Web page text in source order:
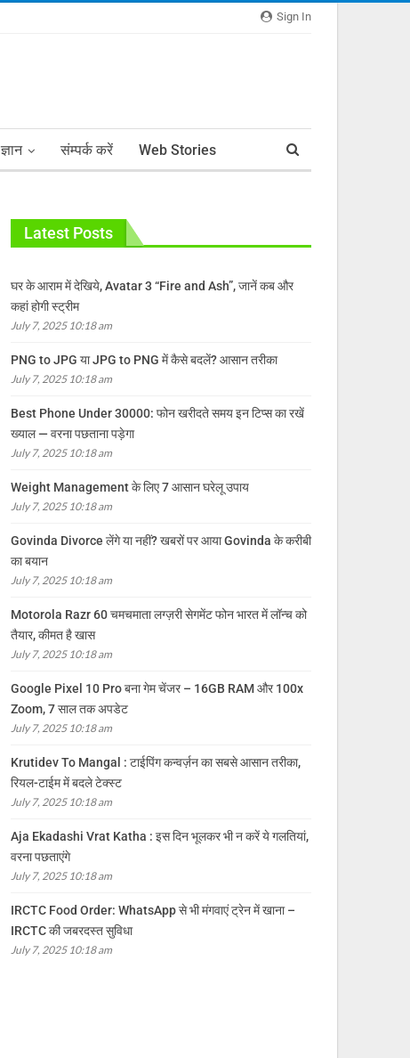
Sign In
संम्पर्क करें Web Stories
Latest Posts
घर के आराम में देखिये, Avatar 3 “Fire and Ash”, जानें कब और
कहां होगी स्ट्रीम
July 7, 2025 10:18 am
PNG to JPG या JPG to PNG में कैसे बदलें? आसान तरीका
July 7, 2025 10:18 am
Best Phone Under 30000: फोन खरीदते समय इन टिप्स का रखें
ख्याल — वरना पछताना पड़ेगा
July 7, 2025 10:18 am
Weight Management के लिए 7 आसान घरेलू उपाय
July 7, 2025 10:18 am
Govinda Divorce लेंगे या नहीं? खबरों पर आया Govinda के करीबी
का बयान
July 7, 2025 10:18 am
Motorola Razr 60 चमचमाता लग्ज़री सेगमेंट फोन भारत में लॉन्च को
तैयार, कीमत है खास
July 7, 2025 10:18 am
Google Pixel 10 Pro बना गेम चेंजर – 16GB RAM और 100x
Zoom, 7 साल तक अपडेट
July 7, 2025 10:18 am
Krutidev To Mangal : टाईपिंग कन्वर्ज़न का सबसे आसान तरीका,
रियल-टाईम में बदले टेक्स्ट
July 7, 2025 10:18 am
Aja Ekadashi Vrat Katha : इस दिन भूलकर भी न करें ये गलतियां,
वरना पछताएंगे
July 7, 2025 10:18 am
IRCTC Food Order: WhatsApp से भी मंगवाएं ट्रेन में खाना –
IRCTC की जबरदस्त सुविधा
July 7, 2025 10:18 am